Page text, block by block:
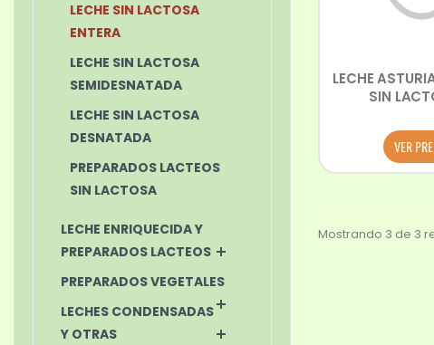
LECHE
SIN
VER
Mostrando 3 de 3
LECHE SIN LACTOSA
ENTERA
LECHE SIN LACTOSA
SEMIDESNATADA
LECHE SIN LACTOSA
DESNATADA
PREPARADOS LACTEOS
SIN LACTOSA
LECHE ENRIQUECIDA Y
PREPARADOS LACTEOS
PREPARADOS VEGETALES
LECHES CONDENSADAS
Y OTRAS